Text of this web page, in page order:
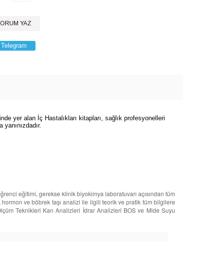
YAZ
Telegram
yer alan İç Hastalıkları kitapları, sağlık profesyonelleri
eğitimi, gerekse klinik biyokimya laboratuvarı açısından tüm
ve böbrek taşı analizi ile ilgili teorik ve pratik tüm bilgilere
Teknikleri Kan Analizleri İdrar Analizleri BOS ve Mide Suyu